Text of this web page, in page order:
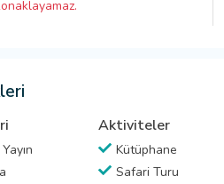
Aktiviteler
Kütüphane
Safari Turu